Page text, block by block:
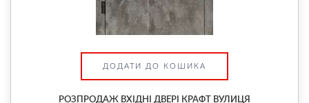
ДОДАТИ ДО КОШИКА
РОЗПРОДАЖ ВХІДНІ ДВЕРІ КРАФТ ВУЛИЦЯ